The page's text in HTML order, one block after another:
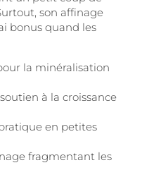
son affinage
bonus quand les
la minéralisation
à la croissance
en petites
fragmentant les